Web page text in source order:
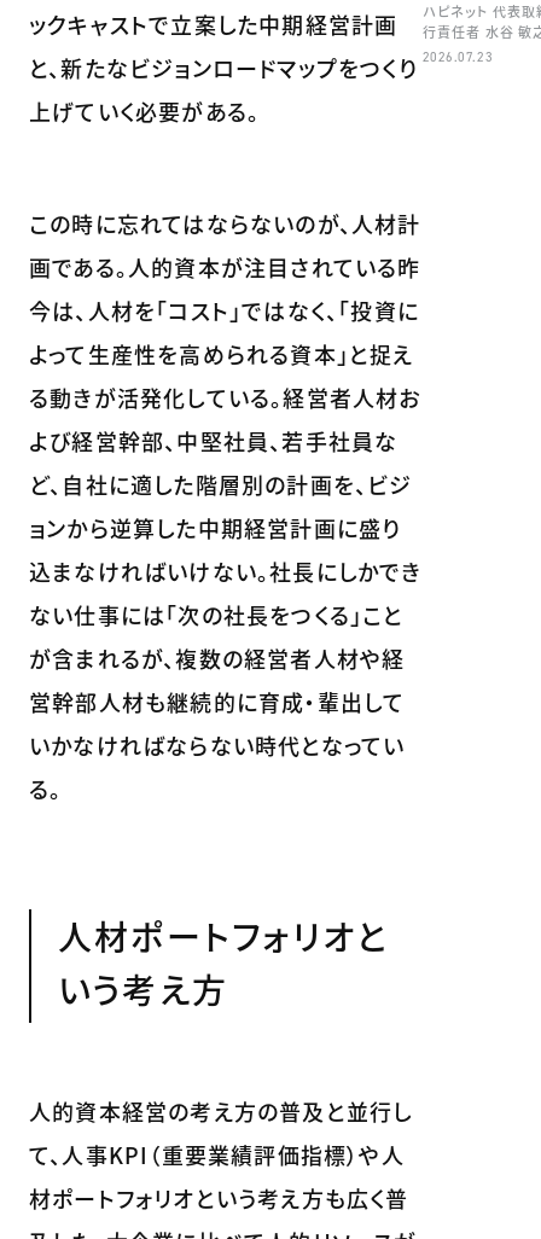
ックキャストで立案した中期経営計画
と、新たなビジョンロードマップをつくり
上げていく必要がある。
この時に忘れてはならないのが、人材計
画である。人的資本が注目されている昨
今は、人材を「コスト」ではなく、「投資に
よって生産性を高められる資本」と捉え
る動きが活発化している。経営者人材お
よび経営幹部、中堅社員、若手社員な
ど、自社に適した階層別の計画を、ビジ
ョンから逆算した中期経営計画に盛り
込まなければいけない。社長にしかでき
ない仕事には「次の社長をつくる」こと
が含まれるが、複数の経営者人材や経
営幹部人材も継続的に育成・輩出して
いかなければならない時代となってい
る。
人材ポートフォリオと
いう考え方
人的資本経営の考え方の普及と並行し
て、人事KPI（重要業績評価指標）や人
材ポートフォリオという考え方も広く普
ハピネット 代表
行責任者 水谷 敏
2026.07.23